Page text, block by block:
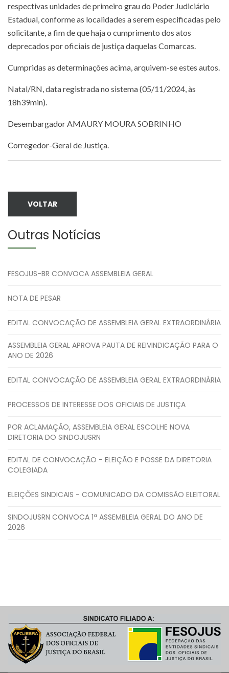
respectivas unidades de primeiro grau do Poder Judiciário
Estadual, conforme as localidades a serem especificadas pelo
solicitante, a fim de que haja o cumprimento dos atos
deprecados por oficiais de justiça daquelas Comarcas.
Cumpridas as determinações acima, arquivem-se estes autos.
Natal/RN, data registrada no sistema (05/11/2024, às
18h39min).
Desembargador AMAURY MOURA SOBRINHO
Corregedor-Geral de Justiça.
VOLTAR
Outras Notícias
FESOJUS-BR CONVOCA ASSEMBLEIA GERAL
NOTA DE PESAR
EDITAL CONVOCAÇÃO DE ASSEMBLEIA GERAL EXTRAORDINÁRIA
ASSEMBLEIA GERAL APROVA PAUTA DE REIVINDICAÇÃO PARA O
ANO DE 2026
EDITAL CONVOCAÇÃO DE ASSEMBLEIA GERAL EXTRAORDINÁRIA
PROCESSOS DE INTERESSE DOS OFICIAIS DE JUSTIÇA
POR ACLAMAÇÃO, ASSEMBLEIA GERAL ESCOLHE NOVA
DIRETORIA DO SINDOJUSRN
EDITAL DE CONVOCAÇÃO - ELEIÇÃO E POSSE DA DIRETORIA
COLEGIADA
ELEIÇÕES SINDICAIS - COMUNICADO DA COMISSÃO ELEITORAL
SINDOJUSRN CONVOCA 1ª ASSEMBLEIA GERAL DO ANO DE
2026